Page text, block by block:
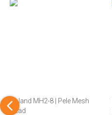
Roland MH2-8 | Pele Mesh
Head